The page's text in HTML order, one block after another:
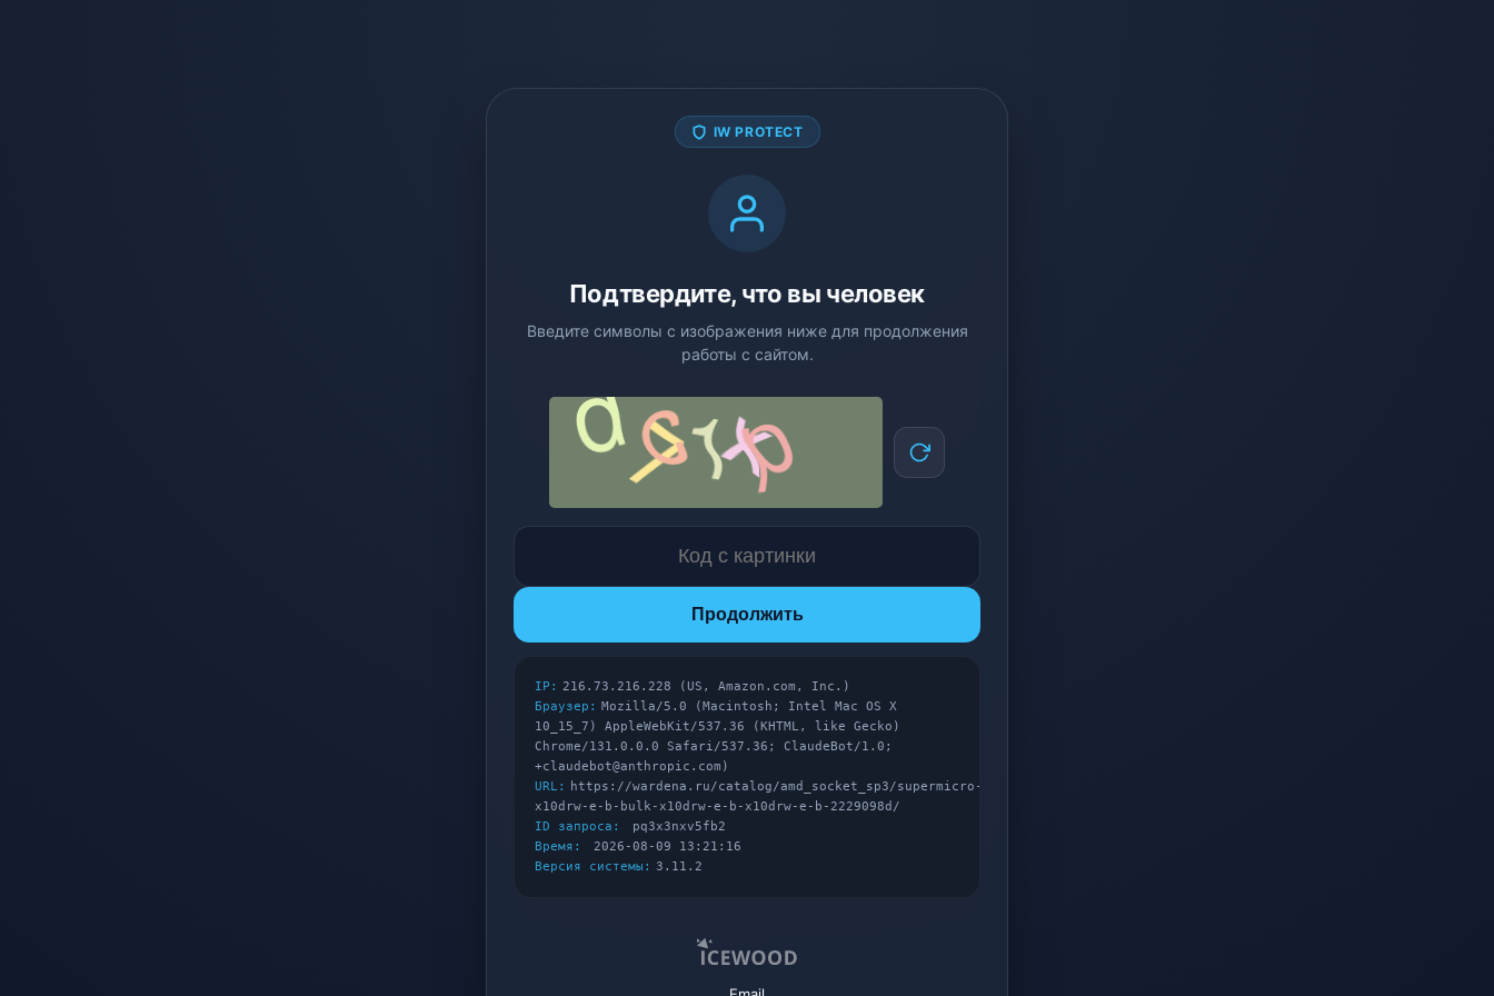
IW PROTECT
Подтвердите, что вы человек
Введите символы с изображения ниже для продолжения
работы с сайтом.
Продолжить
IP: 216.73.216.228 (US, Amazon.com, Inc.)
Браузер: Mozilla/5.0 (Macintosh; Intel Mac OS X
10_15_7) AppleWebKit/537.36 (KHTML, like Gecko)
Chrome/131.0.0.0 Safari/537.36; ClaudeBot/1.0;
+claudebot@anthropic.com)
URL:
https://wardena.ru/catalog/amd_socket_sp3/supermicro-
x10drw-e-b-bulk-x10drw-e-b-x10drw-e-b-2229098d/
ID запроса:
pq3x3nxv5fb2
Время:
2026-08-09 13:21:16
Версия системы: 3.11.2